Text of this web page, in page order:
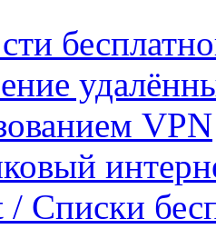
VPN
Списки